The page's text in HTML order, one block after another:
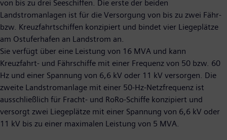
von bis zu drei Seeschiffen. Die erste der beiden
Landstromanlagen ist für die Versorgung von bis zu zwei Fähr-
bzw. Kreuzfahrtschiffen konzipiert und bindet vier Liegeplätze
am Ostuferhafen an Landstrom an.
Sie verfügt über eine Leistung von 16 MVA und kann
Kreuzfahrt- und Fährschiffe mit einer Frequenz von 50 bzw. 60
Hz und einer Spannung von 6,6 kV oder 11 kV versorgen. Die
zweite Landstromanlage mit einer 50-Hz-Netzfrequenz ist
ausschließlich für Fracht- und RoRo-Schiffe konzipiert und
versorgt zwei Liegeplätze mit einer Spannung von 6,6 kV oder
11 kV bis zu einer maximalen Leistung von 5 MVA.